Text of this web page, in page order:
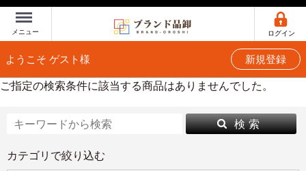
Menu
メニュー ログイン
ようこそ ゲスト様 新規登録
ご指定の検索条件に該当する商品はありませんでした。
検 索
カテゴリで絞り込む